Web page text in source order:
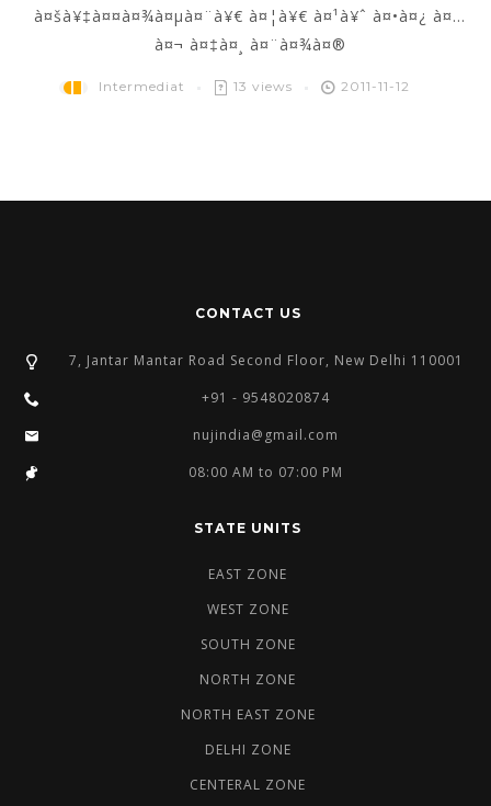
à¤šà¥‡à¤¤à¤¾à¤µà¤¨à¥€ à¤¦à¥€ à¤¹à¥ˆ à¤•à¤¿ à¤…
à¤¬ à¤‡à¤¸ à¤¨à¤¾à¤®
Intermediat 13 views 2011-11-12
CONTACT US
7, Jantar Mantar Road Second Floor, New Delhi 110001
+91 - 9548020874
nujindia@gmail.com
08:00 AM to 07:00 PM
STATE UNITS
EAST ZONE
WEST ZONE
SOUTH ZONE
NORTH ZONE
NORTH EAST ZONE
DELHI ZONE
CENTERAL ZONE